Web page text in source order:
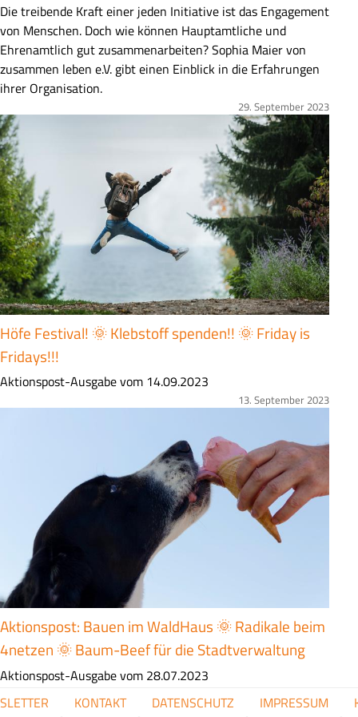
Z
u
s
a
m
e
n
f
a
s
s
u
n
g
Die treibende Kraft einer jeden Initiative ist das Engagement
von Menschen. Doch wie können Hauptamtliche und
Ehrenamtlich gut zusammenarbeiten? Sophia Maier von
zusammen leben e.V. gibt einen Einblick in die Erfahrungen
ihrer Organisation.
29. September 2023
Bild
Höfe Festival! 🌞 Klebstoff spenden!! 🌞 Friday is
Fridays!!!
Z
s
u
n
g
Aktionspost-Ausgabe vom 14.09.2023
13. September 2023
Aktionspost: Bauen im WaldHaus 🌞 Radikale beim
4netzen 🌞 Baum-Beef für die Stadtverwaltung
Z
u
Aktionspost-Ausgabe vom 28.07.2023
Bild
FUSSZEILENMENÜKONTAKT DATENSCHUTZ IMPRESSUM